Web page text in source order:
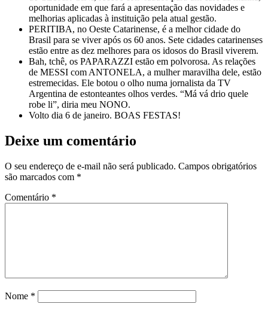
oportunidade em que fará a apresentação das novidades e
melhorias aplicadas à instituição pela atual gestão.
PERITIBA, no Oeste Catarinense, é a melhor cidade do
Brasil para se viver após os 60 anos. Sete cidades catarinenses
estão entre as dez melhores para os idosos do Brasil viverem.
Bah, tchê, os PAPARAZZI estão em polvorosa. As relações
de MESSI com ANTONELA, a mulher maravilha dele, estão
estremecidas. Ele botou o olho numa jornalista da TV
Argentina de estonteantes olhos verdes. “Má vá drio quele
robe li”, diria meu NONO.
Volto dia 6 de janeiro. BOAS FESTAS!
Deixe um comentário
O seu endereço de e-mail não será publicado. Campos obrigatórios
são marcados com *
Comentário *
Nome *